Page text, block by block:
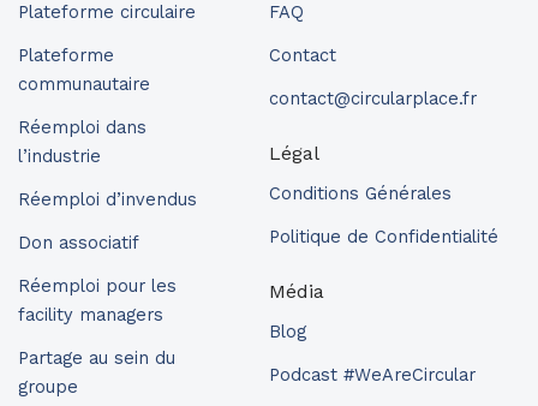
Plateforme circulaire
Plateforme
communautaire
Réemploi dans
l’industrie
Réemploi d’invendus
Don associatif
Réemploi pour les
facility managers
Partage au sein du
groupe
FAQ
Contact
contact@circularplace.fr
Légal
Conditions Générales
Politique de Confidentialité
Média
Blog
Podcast #WeAreCircular